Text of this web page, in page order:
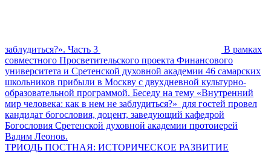
заблудиться?». Часть 3
В рамках
совместного Просветительского проекта Финансового
университета и Сретенской духовной академии 46 самарских
школьников прибыли в Москву с двухдневной культурно-
образовательной программой. Беседу на тему «Внутренний
мир человека: как в нем не заблудиться?» для гостей провел
кандидат богословия, доцент, заведующий кафедрой
Богословия Сретенской духовной академии протоиерей
Вадим Леонов.
ТРИОДЬ ПОСТНАЯ: ИСТОРИЧЕСКОЕ РАЗВИТИЕ